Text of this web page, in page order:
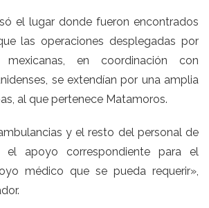
el lugar donde fueron encontrados
las operaciones desplegadas por
mexicanas, en coordinación con
se extendían por una amplia
al que pertenece Matamoros.
y el resto del personal de
el apoyo correspondiente para el
médico que se pueda requerir»,